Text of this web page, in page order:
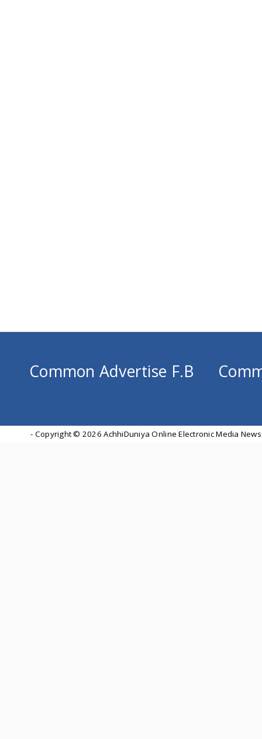
Common Advertise F.B
- Copyright © 2026 AchhiDuniya Online Electronic Media